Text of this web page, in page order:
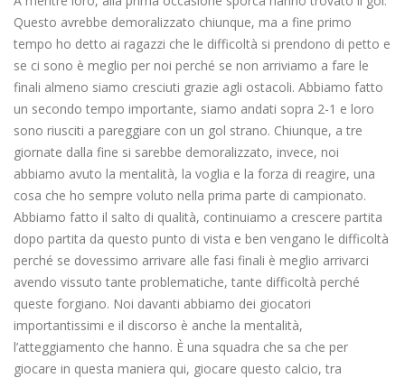
Questo avrebbe demoralizzato chiunque, ma a fine primo
tempo ho detto ai ragazzi che le difficoltà si prendono di petto e
se ci sono è meglio per noi perché se non arriviamo a fare le
finali almeno siamo cresciuti grazie agli ostacoli. Abbiamo fatto
un secondo tempo importante, siamo andati sopra 2-1 e loro
sono riusciti a pareggiare con un gol strano. Chiunque, a tre
giornate dalla fine si sarebbe demoralizzato, invece, noi
abbiamo avuto la mentalità, la voglia e la forza di reagire, una
cosa che ho sempre voluto nella prima parte di campionato.
Abbiamo fatto il salto di qualità, continuiamo a crescere partita
dopo partita da questo punto di vista e ben vengano le difficoltà
perché se dovessimo arrivare alle fasi finali è meglio arrivarci
avendo vissuto tante problematiche, tante difficoltà perché
queste forgiano. Noi davanti abbiamo dei giocatori
importantissimi e il discorso è anche la mentalità,
l’atteggiamento che hanno. È una squadra che sa che per
giocare in questa maniera qui, giocare questo calcio, tra